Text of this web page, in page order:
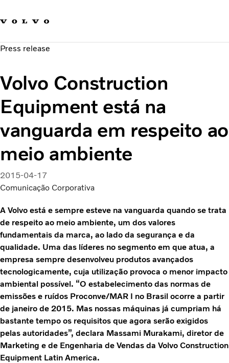
Carreira
Sustentabilidade e Segurança
Press release
Volvo Construction
Equipment está na
vanguarda em respeito ao
meio ambiente
2015-04-17
Comunicação Corporativa
A Volvo está e sempre esteve na vanguarda quando se trata
de respeito ao meio ambiente, um dos valores
fundamentais da marca, ao lado da segurança e da
qualidade. Uma das líderes no segmento em que atua, a
empresa sempre desenvolveu produtos avançados
tecnologicamente, cuja utilização provoca o menor impacto
ambiental possível. “O estabelecimento das normas de
emissões e ruídos Proconve/MAR I no Brasil ocorre a partir
de janeiro de 2015. Mas nossas máquinas já cumpriam há
bastante tempo os requisitos que agora serão exigidos
pelas autoridades”, declara Massami Murakami, diretor de
Marketing e de Engenharia de Vendas da Volvo Construction
Equipment Latin America.